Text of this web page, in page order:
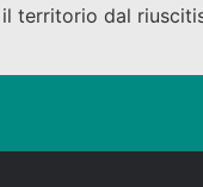
territorio dal